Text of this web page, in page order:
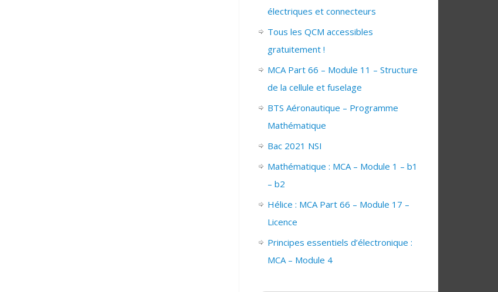
électriques et connecteurs
Tous les QCM accessibles
gratuitement !
MCA Part 66 – Module 11 – Structure
de la cellule et fuselage
BTS Aéronautique – Programme
Mathématique
Bac 2021 NSI
Mathématique : MCA – Module 1 – b1
– b2
Hélice : MCA Part 66 – Module 17 –
Licence
Principes essentiels d’électronique :
MCA – Module 4